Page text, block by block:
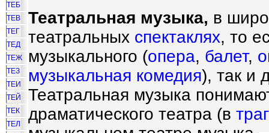
ТЕБ
ТЕВ
ТЕГ
ТЕД
ТЕЖ
ТЕЗ
ТЕИ
ТЕЙ
ТЕК
ТЕЛ
Театральная музыка, в
театральных спектаклях, то
музыкального (опера, балет,
музыкальная комедия), так и
Театральная музыка
драматического театра (в